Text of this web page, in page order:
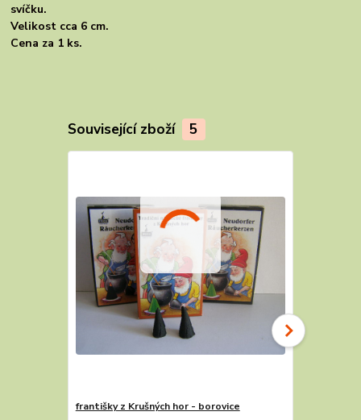
svíčku.
Velikost cca 6 cm.
Cena za 1 ks.
Související zboží 5
františky z Krušných hor - borovice